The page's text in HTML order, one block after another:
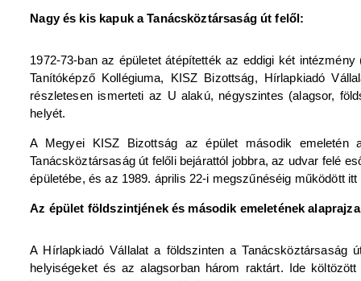
Nagy és kis kapuk a Tanácsköztársaság út felől:
1972-73-ban az épületet átépítették az eddigi két
Tanítóképző Kollégiuma, KISZ Bizottság, Hírlapkiadó
részletesen ismerteti az U alakú, négyszintes (alagsor,
helyét.
A Megyei KISZ Bizottság az épület második
Tanácsköztársaság út felőli bejárattól jobbra, az udvar felé
épületébe, és az 1989. április 22-i megszűnéséig működött
Az épület földszintjének és második emeletének
A Hírlapkiadó Vállalat a földszinten a
helyiségeket és az alagsorban három raktárt. Ide